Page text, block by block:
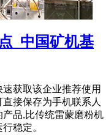
_中国矿机基
获取该企业推荐使用
接保存为手机联系人
品,比传统雷蒙磨粉机
稳定。